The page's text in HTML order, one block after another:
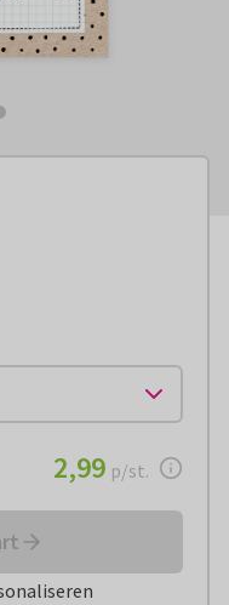
€ 2,99per stuk
2,99 p/st.